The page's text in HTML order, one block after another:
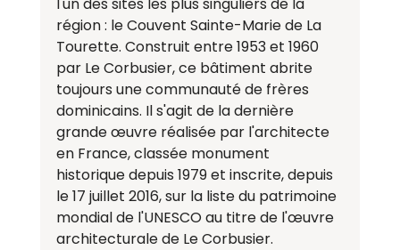
région : le Couvent Sainte-Marie de La
Tourette. Construit entre 1953 et 1960
par Le Corbusier, ce bâtiment abrite
toujours une communauté de frères
dominicains. Il s'agit de la dernière
grande œuvre réalisée par l'architecte
en France, classée monument
historique depuis 1979 et inscrite, depuis
le 17 juillet 2016, sur la liste du patrimoine
mondial de l'UNESCO au titre de l'œuvre
architecturale de Le Corbusier.